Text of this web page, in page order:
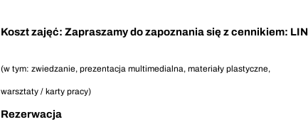
Koszt zajęć: Zapraszamy do zapoznania się z cennikiem:
(w tym: zwiedzanie, prezentacja multimedialna, materiały plastyczne,
warsztaty / karty pracy)
Rezerwacja